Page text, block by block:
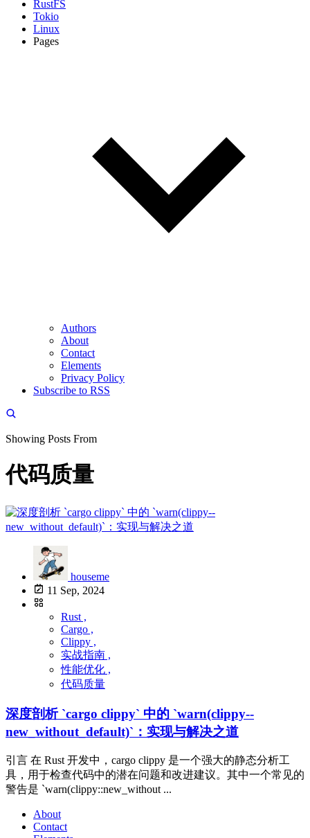
RustFS
Tokio
Linux
Pages
Authors
About
Contact
Elements
Privacy Policy
Subscribe to RSS
Showing Posts From
代码质量
houseme
11 Sep, 2024
Rust ,
Cargo ,
Clippy ,
实战指南 ,
性能优化 ,
代码质量
深度剖析 `cargo clippy` 中的 `warn(clippy--
new_without_default)`：实现与解决之道
引言 在 Rust 开发中，cargo clippy 是一个强大的静态分析工
具，用于检查代码中的潜在问题和改进建议。其中一个常见的
警告是 `warn(clippy::new_without ...
About
Contact